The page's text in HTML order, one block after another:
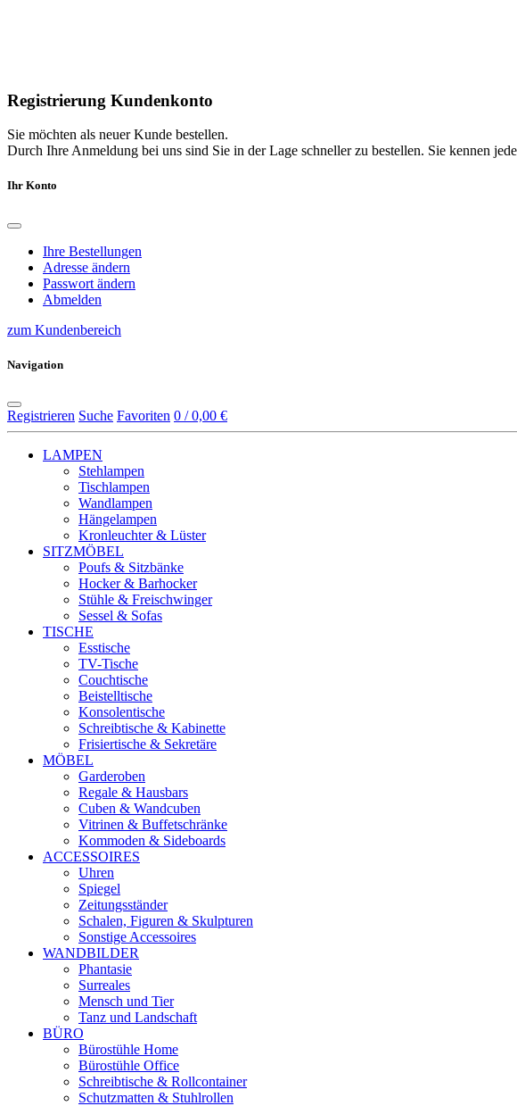
Registrierung Kundenkonto
Sie möchten als neuer Kunde bestellen.
Durch Ihre Anmeldung bei uns sind Sie in der Lage schneller zu bestellen. Sie kennen
Ihr Konto
Ihre Bestellungen
Adresse ändern
Passwort ändern
Abmelden
zum Kundenbereich
Navigation
Registrieren Suche Favoriten 0 / 0,00 €
LAMPEN
Stehlampen
Tischlampen
Wandlampen
Hängelampen
Kronleuchter & Lüster
SITZMÖBEL
Poufs & Sitzbänke
Hocker & Barhocker
Stühle & Freischwinger
Sessel & Sofas
TISCHE
Esstische
TV-Tische
Couchtische
Beistelltische
Konsolentische
Schreibtische & Kabinette
Frisiertische & Sekretäre
MÖBEL
Garderoben
Regale & Hausbars
Cuben & Wandcuben
Vitrinen & Buffetschränke
Kommoden & Sideboards
ACCESSOIRES
Uhren
Spiegel
Zeitungsständer
Schalen, Figuren & Skulpturen
Sonstige Accessoires
WANDBILDER
Phantasie
Surreales
Mensch und Tier
Tanz und Landschaft
BÜRO
Bürostühle Home
Bürostühle Office
Schreibtische & Rollcontainer
Schutzmatten & Stuhlrollen